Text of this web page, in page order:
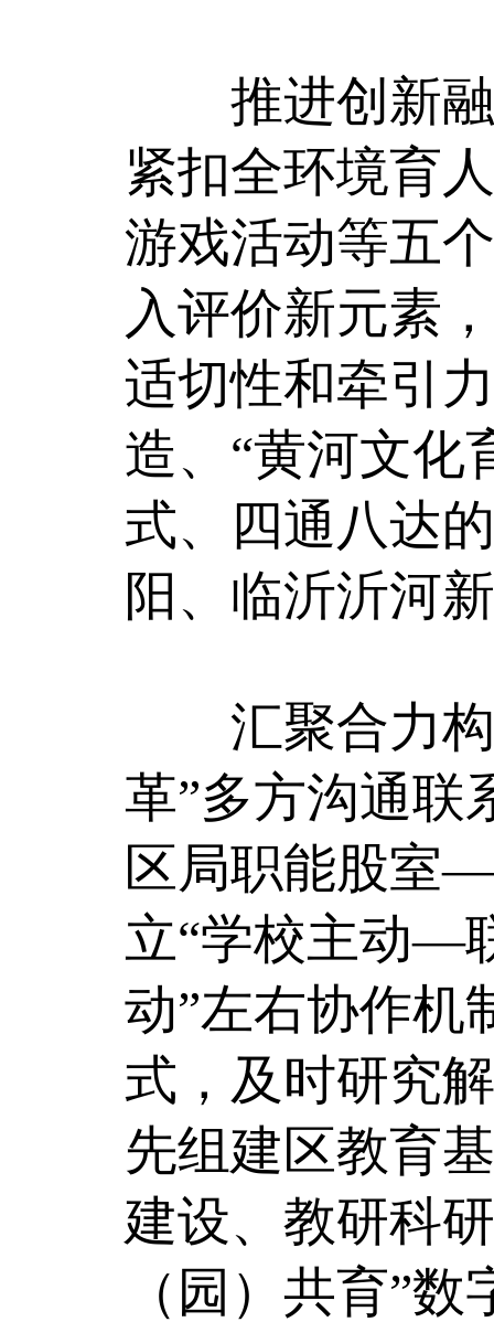
推进创新融
紧扣全环境育
游戏活动等五
入评价新元素
适切性和牵引
造、“黄河文化
式、四通八达
阳、临沂沂河
汇聚合力构
革”多方沟通联
区局职能股室
立“学校主动—
动”左右协作机
式，及时研究
先组建区教育
建设、教研科
（园）共育”